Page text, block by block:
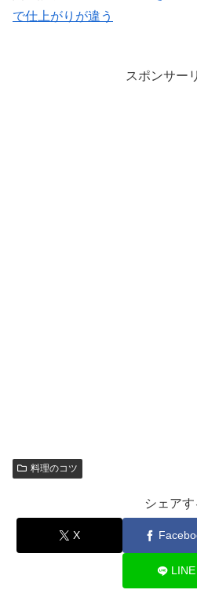
で仕上がりが違う
スポンサー
料理のコツ
シェアす
X
LINE